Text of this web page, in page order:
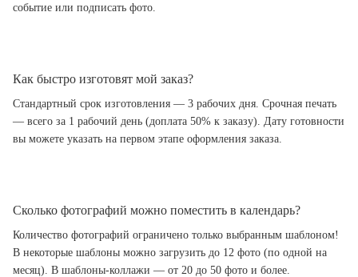
событие или подписать фото.
Как быстро изготовят мой заказ?
Стандартный срок изготовления — 3 рабочих дня. Срочная печать
— всего за 1 рабочий день (доплата 50% к заказу). Дату готовности
вы можете указать на первом этапе оформления заказа.
Сколько фотографий можно поместить в календарь?
Количество фотографий ограничено только выбранным шаблоном!
В некоторые шаблоны можно загрузить до 12 фото (по одной на
месяц). В шаблоны-коллажи — от 20 до 50 фото и более.